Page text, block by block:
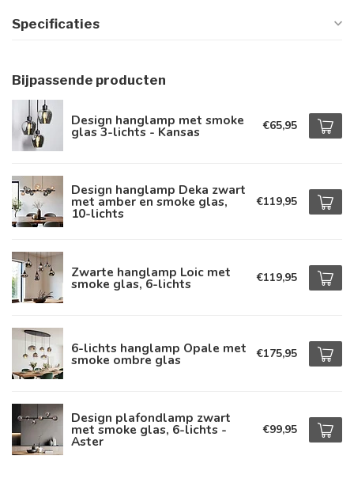
Specificaties
Bijpassende producten
Design hanglamp met smoke
glas 3-lichts - Kansas €65,95
Design hanglamp Deka zwart
met amber en smoke glas,
10-lichts
€119,95
Zwarte hanglamp Loic met
smoke glas, 6-lichts €119,95
6-lichts hanglamp Opale met
smoke ombre glas €175,95
Design plafondlamp zwart
met smoke glas, 6-lichts -
Aster
€99,95